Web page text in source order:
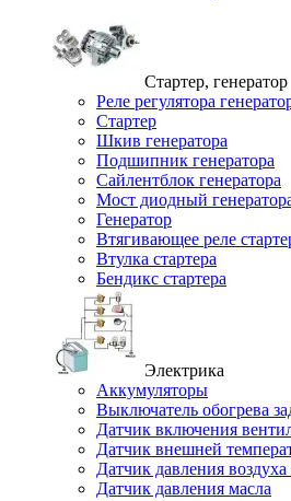
Стартер, генератор
Реле регулятора
Стартер
Шкив генератора
Подшипник генератора
Сайлентблок генератора
Мост диодный
Генератор
Втягивающее реле
Втулка стартера
Бендикс стартера
Электрика
Аккумуляторы
Выключатель обогрева
Датчик включения
Датчик внешней
Датчик давления
Датчик давления масла